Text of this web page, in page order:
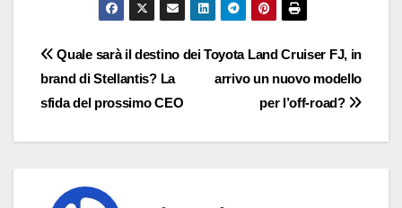
Navigazione
articoli
Toyota Land Cruiser FJ, in
arrivo un nuovo modello
per l’off-road?
Quale sarà il destino dei
brand di Stellantis? La
sfida del prossimo CEO